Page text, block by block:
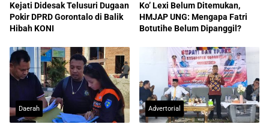
Kejati Didesak Telusuri Dugaan
Pokir DPRD Gorontalo di Balik
Hibah KONI
Ko’ Lexi Belum Ditemukan,
HMJAP UNG: Mengapa Fatri
Botutihe Belum Dipanggil?
Daerah Advertorial